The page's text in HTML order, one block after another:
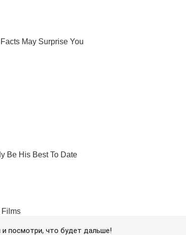
посмотри, что будет дальше!